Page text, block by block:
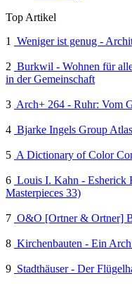
Top Artikel
1
Weniger ist genug -
2 Burkwil - Wohnen für
in der Gemeinschaft
3 Arch+ 264 - Ruhr: Vom
4 Bjarke Ingels Group
5 A Dictionary of Color
6 Louis I. Kahn - Esherick
Masterpieces 33)
7 O&O [Ortner & Ortner]
8 Kirchenbauten - Ein
9 Stadthäuser - Der